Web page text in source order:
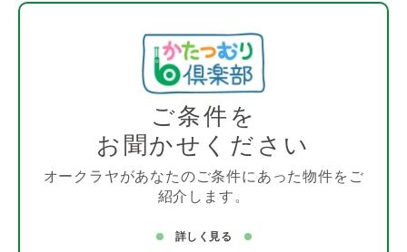
ご条件を
お聞かせください
オークラヤがあなたのご条件にあった物件をご
紹介します。
詳しく見る